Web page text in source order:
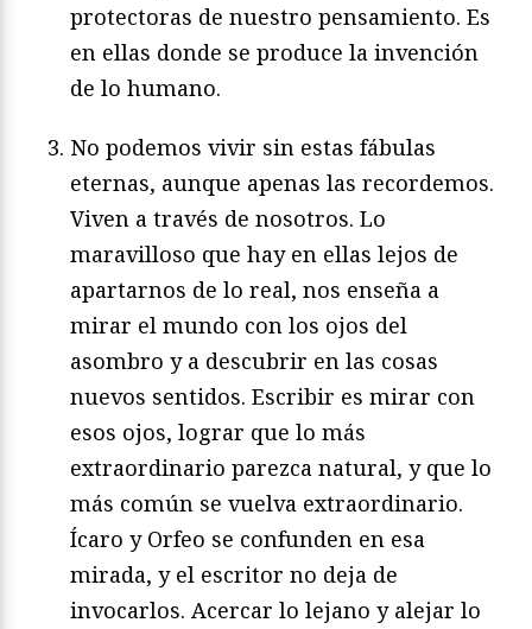
protectoras de nuestro pensamiento. Es
en ellas donde se produce la invención
de lo humano.
No podemos vivir sin estas fábulas
eternas, aunque apenas las recordemos.
Viven a través de nosotros. Lo
maravilloso que hay en ellas lejos de
apartarnos de lo real, nos enseña a
mirar el mundo con los ojos del
asombro y a descubrir en las cosas
nuevos sentidos. Escribir es mirar con
esos ojos, lograr que lo más
extraordinario parezca natural, y que lo
más común se vuelva extraordinario.
Ícaro y Orfeo se confunden en esa
mirada, y el escritor no deja de
invocarlos. Acercar lo lejano y alejar lo